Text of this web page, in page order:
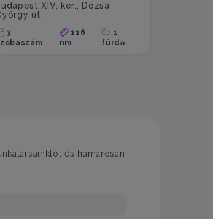
XIV. ker., Dózsa
út
3
116
nm
1
fürdő
és hamarosan